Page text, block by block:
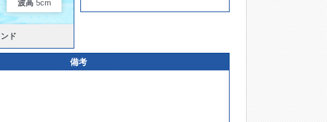
波高 5cm
ド
備考